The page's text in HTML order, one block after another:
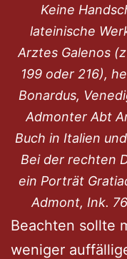
Keine
lateinische
Arztes Galenos
199 oder 216),
Bonardus,
Admonter Abt
Buch in Italien
Bei der rechten
ein Porträt
Admont, Ink.
Beachten sollte
weniger